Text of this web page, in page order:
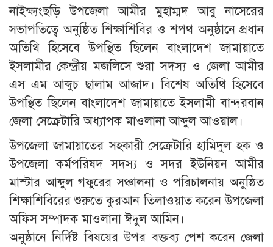
নাইক্ষ্যংছড়ি উপজেলা আমীর মুহাম্মদ আবু নাসেরের
সভাপতিত্বে অনুষ্ঠিত শিক্ষাশিবির ও শপথ অনুষ্ঠানে প্রধান
অতিথি হিসেবে উপস্থিত ছিলেন বাংলাদেশ জামায়াতে
ইসলামীর কেন্দ্রীয় মজলিসে শুরা সদস্য ও জেলা আমীর
এস এম আব্দুচ ছালাম আজাদ। বিশেষ অতিথি হিসেবে
উপস্থিত ছিলেন বাংলাদেশ জামায়াতে ইসলামী বান্দরবান
জেলা সেক্রেটারি অধ্যাপক মাওলানা আব্দুল আওয়াল।
উপজেলা জামায়াতের সহকারী সেক্রেটারি হামিদুল হক ও
উপজেলা কর্মপরিষদ সদস্য ও সদর ইউনিয়ন আমীর
মাস্টার আব্দুল গফুরের সঞ্চালনা ও পরিচালনায় অনুষ্ঠিত
শিক্ষাশিবিরের শুরুতে কুরআন তিলাওয়াত করেন উপজেলা
অফিস সম্পাদক মাওলানা ঈদুল আমিন।
অনুষ্ঠানে নির্দিষ্ট বিষয়ের উপর বক্তব্য পেশ করেন জেলা